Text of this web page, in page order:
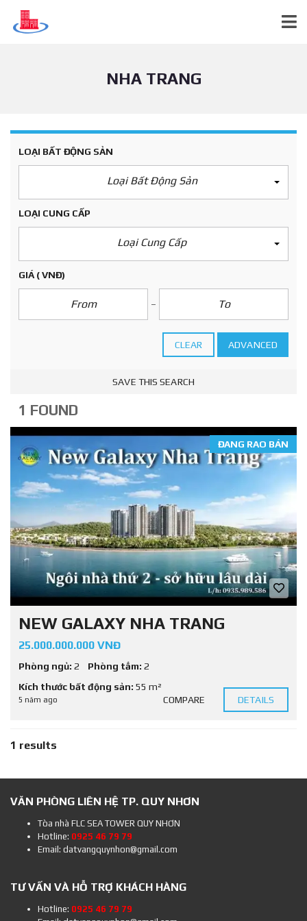
NHA TRANG
LOẠI BẤT ĐỘNG SẢN
Loại Bất Động Sản
LOẠI CUNG CẤP
Loại Cung Cấp
GIÁ ( VNĐ)
CLEAR ADVANCED
SAVE THIS SEARCH
1 FOUND
ĐANG RAO BÁN
NEW GALAXY NHA TRANG
25.000.000.000 VNĐ
Phòng ngủ: 2 Phòng tắm: 2
Kích thước bất động sản: 55 m²
5 năm ago COMPARE DETAILS
1 results
VĂN PHÒNG LIÊN HỆ TP. QUY NHƠN
Tòa nhà FLC SEA TOWER QUY NHƠN
Hotline: 0925 46 79 79
Email: datvangquynhon@gmail.com
TƯ VẤN VÀ HỖ TRỢ KHÁCH HÀNG
Hotline: 0925 46 79 79